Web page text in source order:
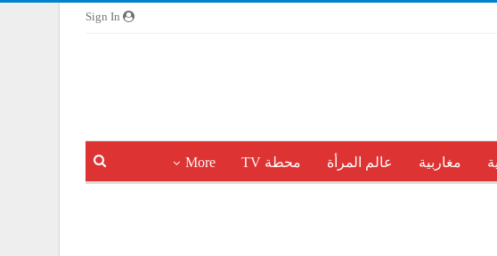
مغاربية عالم المرأة محطة TV More